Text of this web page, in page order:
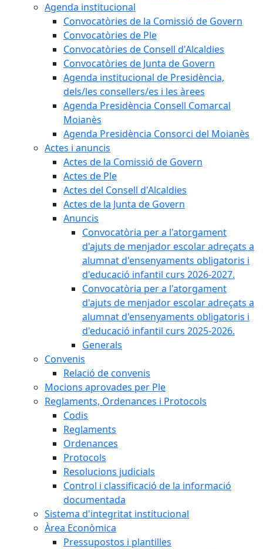
Agenda institucional
Convocatòries de la Comissió de Govern
Convocatòries de Ple
Convocatòries de Consell d'Alcaldies
Convocatòries de Junta de Govern
Agenda institucional de Presidència,
dels/les consellers/es i les àrees
Agenda Presidència Consell Comarcal
Moianès
Agenda Presidència Consorci del Moianès
Actes i anuncis
Actes de la Comissió de Govern
Actes de Ple
Actes del Consell d'Alcaldies
Actes de la Junta de Govern
Anuncis
Convocatòria per a l'atorgament
d'ajuts de menjador escolar adreçats a
alumnat d'ensenyaments obligatoris i
d'educació infantil curs 2026-2027.
Convocatòria per a l'atorgament
d'ajuts de menjador escolar adreçats a
alumnat d'ensenyaments obligatoris i
d'educació infantil curs 2025-2026.
Generals
Convenis
Relació de convenis
Mocions aprovades per Ple
Reglaments, Ordenances i Protocols
Codis
Reglaments
Ordenances
Protocols
Resolucions judicials
Control i classificació de la informació
documentada
Sistema d'integritat institucional
Àrea Econòmica
Pressupostos i plantilles